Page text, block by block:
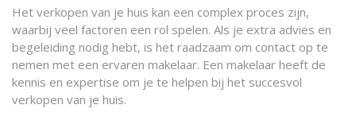
Het verkopen van je huis kan een complex proces zijn,
waarbij veel factoren een rol spelen. Als je extra advies en
begeleiding nodig hebt, is het raadzaam om contact op te
nemen met een ervaren makelaar. Een makelaar heeft de
kennis en expertise om je te helpen bij het succesvol
verkopen van je huis.